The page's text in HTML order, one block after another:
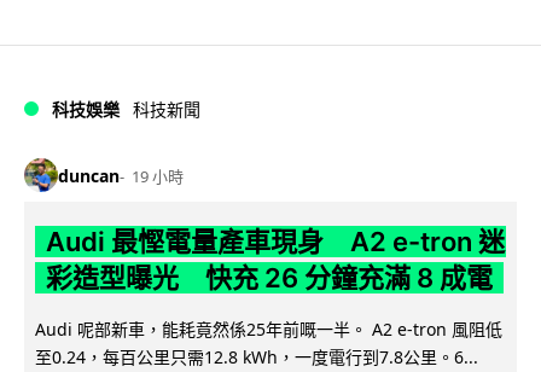
科技娛樂 科技新聞
duncan 19 小時
Audi 最慳電量產車現身 A2 e-tron 迷
彩造型曝光 快充 26 分鐘充滿 8 成電
Audi 呢部新車，能耗竟然係25年前嘅一半。 A2 e-tron 風阻低
至0.24，每百公里只需12.8 kWh，一度電行到7.8公里。6...